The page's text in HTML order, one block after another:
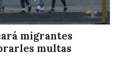
migrantes
multas